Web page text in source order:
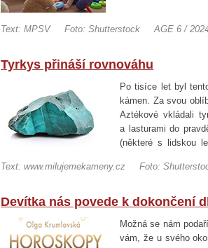
Text: MPSV Foto: Shutterstock AGE 6 /
Tyrkys přináší rovnováhu
Po tisíce let byl
kámen. Za svou
Aztékové vkládali
a lasturami do
(některé s lidskou
…
Text: www.milujemekameny.cz Foto:
Devítka nás povede k dokončení
Možná se nám
vám, že u svého